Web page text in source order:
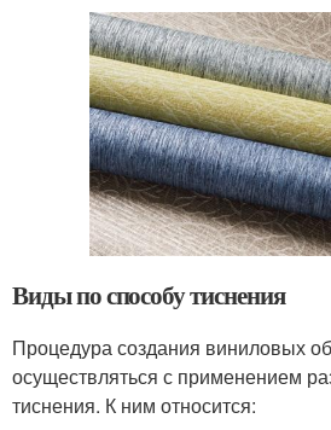
Виды по способу тиснения
Процедура создания виниловых
осуществляться с применением
тиснения. К ним относится: